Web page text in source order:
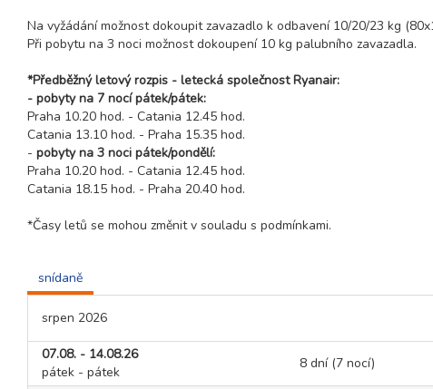
Na vyžádání možnost dokoupit zavazadlo k odbavení 10/20/23 kg
Při pobytu na 3 noci možnost dokoupení 10 kg palubního zavazadla.
*Předběžný letový rozpis - letecká společnost Ryanair:
- pobyty na 7 nocí pátek/pátek:
Praha 10.20 hod. - Catania 12.45 hod.
Catania 13.10 hod. - Praha 15.35 hod.
- pobyty na 3 noci pátek/pondělí:
Praha 10.20 hod. - Catania 12.45 hod.
Catania 18.15 hod. - Praha 20.40 hod.
*Časy letů se mohou změnit v souladu s podmínkami.
snídaně
srpen 2026
07.08. - 14.08.26
pátek - pátek
8 dní (7 nocí)